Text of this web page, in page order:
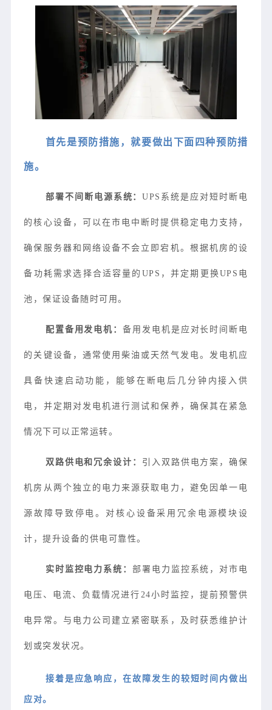
首先是预防措施，就要做出下面四种预防措
施。
部署不间断电源系统：UPS系统是应对短时断电
的核心设备，可以在市电中断时提供稳定电力支持，
确保服务器和网络设备不会立即宕机。根据机房的设
备功耗需求选择合适容量的UPS，并定期更换UPS电
池，保证设备随时可用。
配置备用发电机：备用发电机是应对长时间断电
的关键设备，通常使用柴油或天然气发电。发电机应
具备快速启动功能，能够在断电后几分钟内接入供
电，并定期对发电机进行测试和保养，确保其在紧急
情况下可以正常运转。
双路供电和冗余设计： 引入双路供电方案，确保
机房从两个独立的电力来源获取电力，避免因单一电
源故障导致停电。对核心设备采用冗余电源模块设
计，提升设备的供电可靠性。
实时监控电力系统：部署电力监控系统，对市电
电压、电流、负载情况进行24小时监控，提前预警供
电异常。与电力公司建立紧密联系，及时获悉维护计
划或突发状况。
接着是应急响应，在故障发生的较短时间内做出
应对。